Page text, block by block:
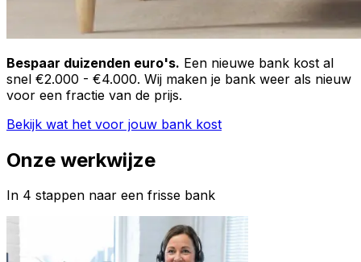
Bespaar duizenden euro's. Een nieuwe bank kost al
snel €2.000 - €4.000. Wij maken je bank weer als nieuw
voor een fractie van de prijs.
Bekijk wat het voor jouw bank kost
Onze werkwijze
In 4 stappen naar een frisse bank